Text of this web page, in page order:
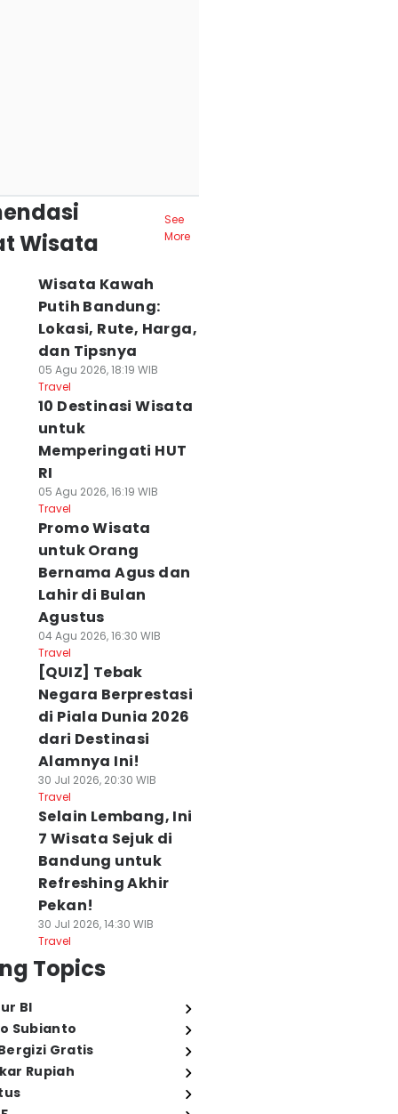
Wisata
See
More
Wisata Kawah
Putih Bandung:
Lokasi, Rute, Harga,
dan Tipsnya
05 Agu 2026, 18:19 WIB
Travel
10 Destinasi Wisata
untuk
Memperingati HUT
RI
05 Agu 2026, 16:19 WIB
Travel
Promo Wisata
untuk Orang
Bernama Agus dan
Lahir di Bulan
Agustus
04 Agu 2026, 16:30 WIB
Travel
[QUIZ] Tebak
Negara Berprestasi
di Piala Dunia 2026
dari Destinasi
Alamnya Ini!
30 Jul 2026, 20:30 WIB
Travel
Selain Lembang, Ini
7 Wisata Sejuk di
Bandung untuk
Refreshing Akhir
Pekan!
30 Jul 2026, 14:30 WIB
Travel
Topics
BI
Subianto
Gratis
Rupiah